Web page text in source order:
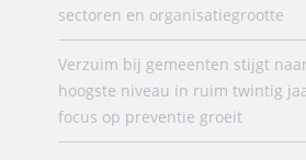
sectoren en organisatiegrootte
Verzuim bij gemeenten stijgt
hoogste niveau in ruim twintig
focus op preventie groeit